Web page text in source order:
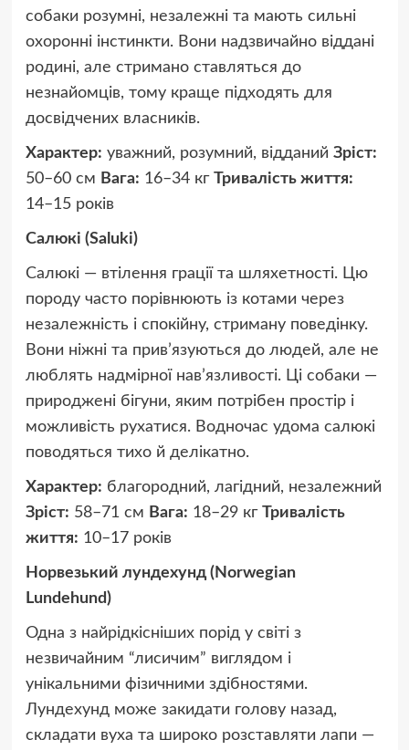
собаки розумні, незалежні та мають сильні
охоронні інстинкти. Вони надзвичайно віддані
родині, але стримано ставляться до
незнайомців, тому краще підходять для
досвідчених власників.
Характер: уважний, розумний, відданий Зріст:
50–60 см Вага: 16–34 кг Тривалість життя:
14–15 років
Салюкі (Saluki)
Салюкі — втілення грації та шляхетності. Цю
породу часто порівнюють із котами через
незалежність і спокійну, стриману поведінку.
Вони ніжні та прив’язуються до людей, але не
люблять надмірної нав’язливості. Ці собаки —
природжені бігуни, яким потрібен простір і
можливість рухатися. Водночас удома салюкі
поводяться тихо й делікатно.
Характер: благородний, лагідний, незалежний
Зріст: 58–71 см Вага: 18–29 кг Тривалість
життя: 10–17 років
Норвезький лундехунд (Norwegian
Lundehund)
Одна з найрідкісніших порід у світі з
незвичайним “лисичим” виглядом і
унікальними фізичними здібностями.
Лундехунд може закидати голову назад,
складати вуха та широко розставляти лапи —